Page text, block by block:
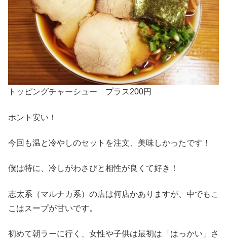
トッピングチャーシュー プラス200円
ホント安い！
今回も温と冷やしのセットを注文、美味しかったです！
僕は特に、冷しがわさびと相性が良くて好き！
志太系（マルナカ系）の店は何店かありますが、中でもこ
こはスープが甘いです。
初めて朝ラーに行く、女性や子供は最初は「はっかい」さ